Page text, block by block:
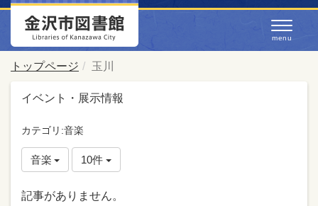
トップページ 玉川
イベント・展示情報
カテゴリ:音楽
音楽 10件
記事がありません。